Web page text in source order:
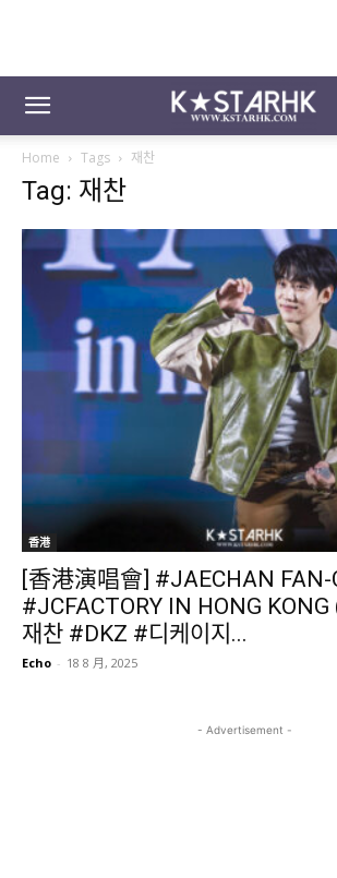
Home Tags 재찬
Tag: 재찬
香港
[香港演唱會] #JAECHAN FAN-
#JCFACTORY IN HONG
재찬 #DKZ #디케이지...
Echo - 18 8 月, 2025
- Advertisement -